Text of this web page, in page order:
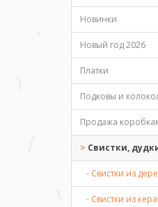
Новинки
Новый год 2026
Платки
Подковы и
Продажа
Свистки,
- Свистки из
- Свистки из